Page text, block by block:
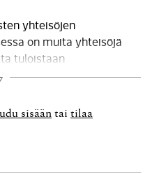
yhteisöjen
on muita yhteisöjä
tuloistaan
veroa lainkaan ja
verotuksen
ajatus, että
koituu yleiseksi ja
lisää
sisään tai tilaa